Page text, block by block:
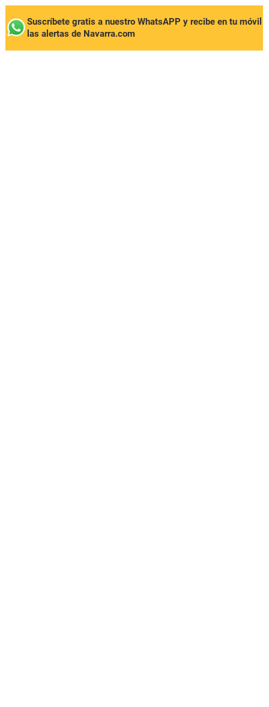
Suscríbete gratis a nuestro WhatsAPP y recibe en tu móvil
las alertas de Navarra.com